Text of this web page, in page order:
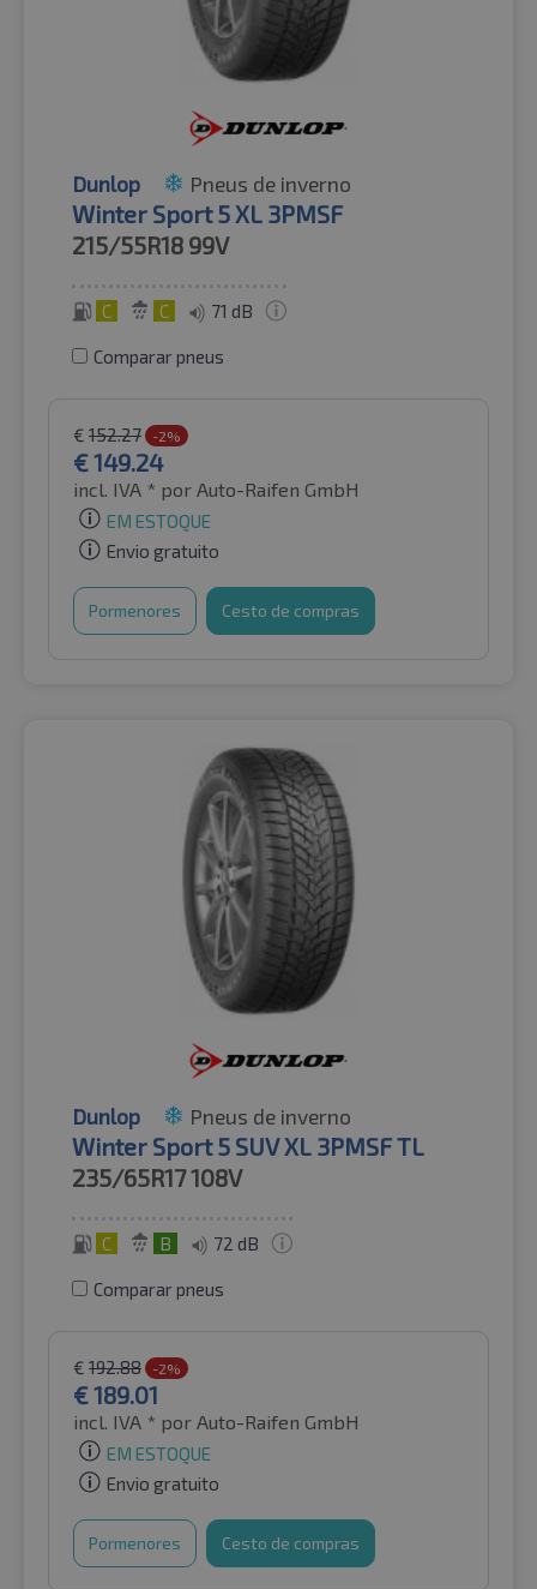
Dunlop Pneus de inverno
Winter Sport 5 XL 3PMSF
215/55R18 99V
C C 71 dB
Comparar pneus
€ 152.27 -2%
€149.24
incl. IVA * por Auto-Raifen GmbH
EM ESTOQUE
Envio gratuito
Pormenores Cesto de compras
Dunlop Pneus de inverno
Winter Sport 5 SUV XL 3PMSF TL
235/65R17108V
C B 72 dB
Comparar pneus
€ 192.88 -2%
€189.01
incl. IVA * por Auto-Raifen GmbH
EM ESTOQUE
Envio gratuito
Pormenores Cesto de compras